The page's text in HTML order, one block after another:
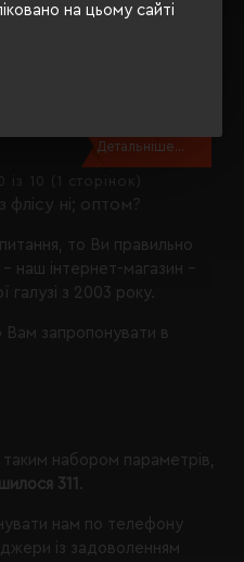
на цьому сайті
флісу ні; оптом?
то Ви правильно
- наш інтернет-магазин -
галузі з 2003 року.
запропонувати в
набором параметрів,
311
нам по телефону
із задоволенням
Детальніше...
10 (1 сторінок)